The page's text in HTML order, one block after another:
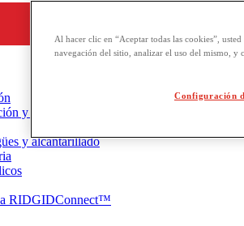
y localización
y alcantarillado
RIDGIDConnect™
Al hacer clic en “Aceptar todas las cookies”,
navegación del sitio, analizar el uso del mismo, y
Configuración